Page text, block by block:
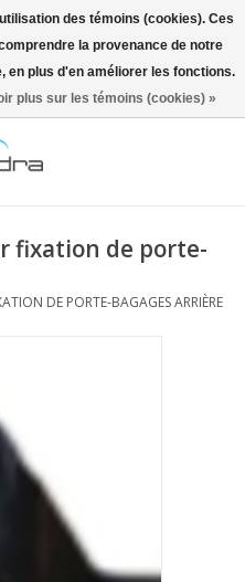
fixation de porte-
DE PORTE-BAGAGES ARRIÈRE
des témoins (cookies). Ces
la provenance de notre
en plus d'en améliorer les fonctions.
plus sur les témoins (cookies) »